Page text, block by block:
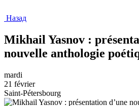
Назад
Mikhail Yasnov :
nouvelle anthologie
mardi
21 février
Saint-Pétersbourg